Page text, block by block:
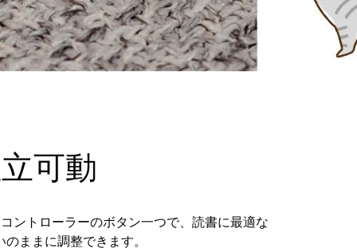
可動
ントローラーのボタン一つで、読書に最適な
ままに調整できます。